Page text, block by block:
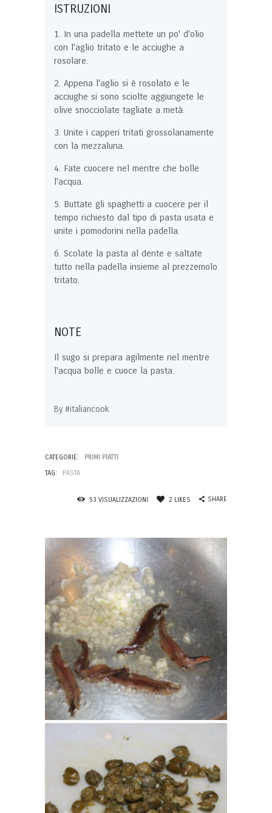
ISTRUZIONI
In una padella mettete un po' d'olio
con l'aglio tritato e le acciughe a
rosolare.
Appena l'aglio si è rosolato e le
acciughe si sono sciolte aggiungete le
olive snocciolate tagliate a metà.
Unite i capperi tritati grossolanamente
con la mezzaluna.
Fate cuocere nel mentre che bolle
l'acqua.
Buttate gli spaghetti a cuocere per il
tempo richiesto dal tipo di pasta usata e
unite i pomodorini nella padella.
Scolate la pasta al dente e saltate
tutto nella padella insieme al prezzemolo
tritato.
NOTE
Il sugo si prepara agilmente nel mentre
l'acqua bolle e cuoce la pasta.
By #italiancook
CATEGORIE:
PRIMI PIATTI
TAG:
PASTA
53 VISUALIZZAZIONI 2 LIKES SHARE